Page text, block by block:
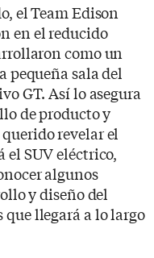
el Team Edison
en el reducido
como un
pequeña sala del
GT. Así lo asegura
de producto y
revelar el
SUV eléctrico,
algunos
y diseño del
llegará a lo largo